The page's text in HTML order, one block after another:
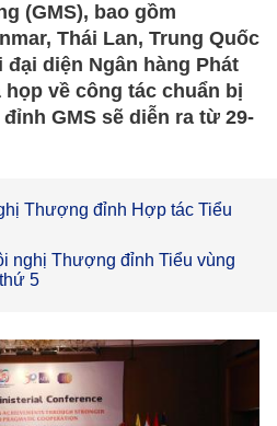
(GMS), bao gồm
Thái Lan, Trung Quốc
diện Ngân hàng Phát
về công tác chuẩn bị
GMS sẽ diễn ra từ 29-
Thượng đỉnh Hợp tác Tiểu
nghị Thượng đỉnh Tiểu vùng
5